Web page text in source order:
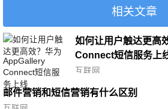
相关文章
如何让用户触达更高
Connect短信服务上
互联网
邮件营销和短信营销有什么区别